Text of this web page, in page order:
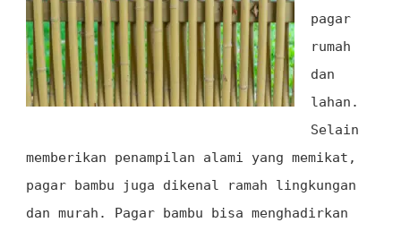
pagar
rumah
dan
lahan.
Selain
memberikan penampilan alami yang memikat,
pagar bambu juga dikenal ramah lingkungan
dan murah. Pagar bambu bisa menghadirkan